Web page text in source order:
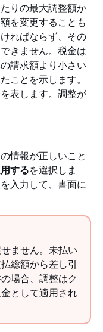
りの最大調整額か
を変更することも
ればならず、その
きません。税金は
請求額より小さい
ことを示します。
表します。調整が
情報が正しいこと
するを選択しま
入力して、書面に
ません。未払い
総額から差し引
場合、調整はク
として適用され